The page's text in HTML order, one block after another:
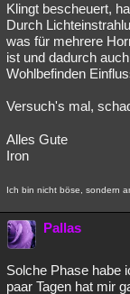
Klingt bescheuert,
Durch
was für mehrere
ist und dadurch
Wohlbefinden
Versuch's mal,
Alles Gute
Iron
Ich bin nicht böse, sondern
Pallas
Solche Phase habe
paar Tagen hat mir